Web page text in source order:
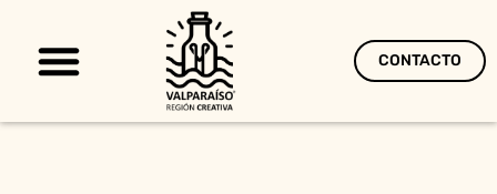
CONTACTO